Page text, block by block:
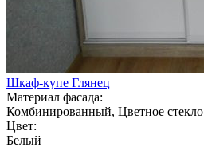
Шкаф-купе Глянец
Материал фасада:
Комбинированный, Цветное стекло
Цвет:
Белый